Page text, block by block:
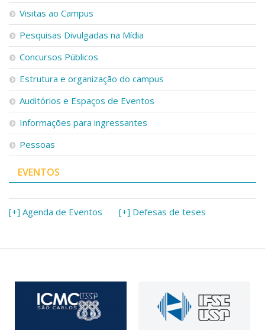
Extensão à Comunidade
Projetos, Programas e Cursos
Artes, Cultura e Esportes
Museus e Espaços Interativos
Serviços
Bibliotecas
Apoio ao Estudante
Segurança, Trânsito e Prevenção
RH, Administrativo e Financeiro
Outros serviços
Comunicação
Assessorias e Mídias
Aplicativos e Sites
Jornal da USP
Agenda de Eventos
Visitas ao Campus
Pesquisas Divulgadas na Mídia
Concursos Públicos
Estrutura e organização do campus
Auditórios e Espaços de Eventos
Informações para ingressantes
Pessoas
EVENTOS
[+] Agenda de Eventos [+] Defesas de teses